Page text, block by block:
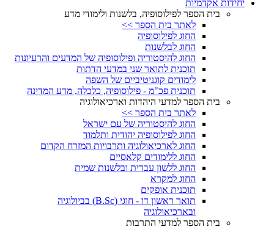
יחידות אקדמיות
בית הספר לפילוסופיה, בלשנות ולימודי מדע
לאתר בית הספר >>
החוג לפילוסופיה
החוג לבלשנות
החוג להיסטוריה ופילוסופיה של המדעים והרעיונות
תוכנית לתואר שני במדעי הדתות
לימודים קוגניטיביים של השפה
תוכנית פכ"מ - פילוסופיה, כלכלה, מדע המדינה
בית הספר למדעי היהדות וארכיאולוגיה
לאתר בית הספר >>
החוג להיסטוריה של עם ישראל
החוג לפילוסופיה יהודית ותלמוד
החוג לארכיאולוגיה ותרבויות המזרח הקדום
החוג ללימודים קלאסיים
החוג ללשון עברית ובלשנות שמית
החוג למקרא
תוכנית אופקים
תואר ראשון דו - חוגי (B.Sc) בביולוגיה
ובארכיאולוגיה
בית הספר למדעי התרבות